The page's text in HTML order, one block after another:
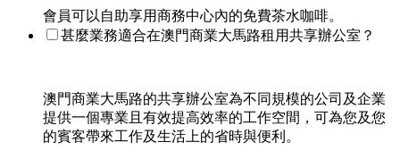
會員可以自助享用商務中心內的免費茶水咖啡。
甚麼業務適合在澳門商業大馬路租用共享辦公室？
澳門商業大馬路的共享辦公室為不同規模的公司及企業
提供一個專業且有效提高效率的工作空間，可為您及您
的賓客帶來工作及生活上的省時與便利。